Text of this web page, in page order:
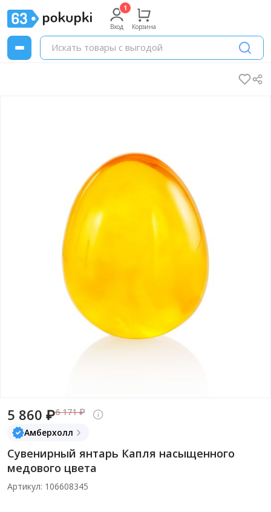
Вход Корзина
5 860 ₽6 171 ₽
Амберхолл
Сувенирный янтарь Капля насыщенного
медового цвета
Артикул: 106608345